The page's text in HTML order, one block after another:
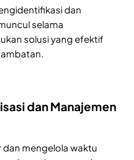
dan
selama
solusi yang efektif
dan Manajemen
mengelola waktu